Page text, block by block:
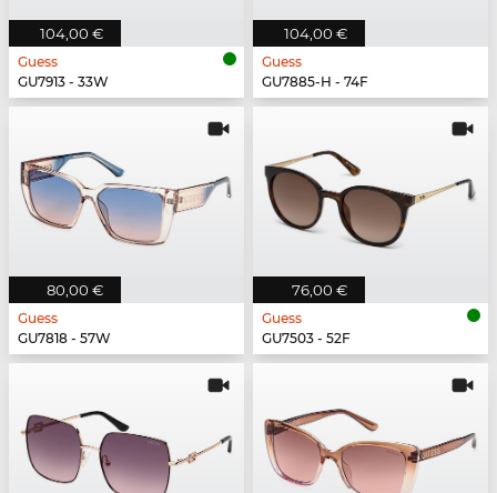
104,00 €
Guess
GU7913 - 33W
104,00 €
Guess
GU7885-H - 74F
80,00 €
Guess
GU7818 - 57W
76,00 €
Guess
GU7503 - 52F